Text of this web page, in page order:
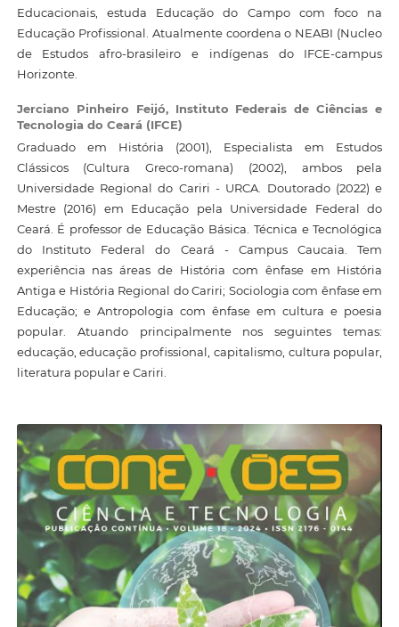
Educacionais, estuda Educação do Campo com foco na
Educação Profissional. Atualmente coordena o NEABI (Nucleo
de Estudos afro-brasileiro e indígenas do IFCE-campus
Horizonte.
Jerciano Pinheiro Feijó, Instituto Federais de Ciências e
Tecnologia do Ceará (IFCE)
Graduado em História (2001), Especialista em Estudos
Clássicos (Cultura Greco-romana) (2002), ambos pela
Universidade Regional do Cariri - URCA. Doutorado (2022) e
Mestre (2016) em Educação pela Universidade Federal do
Ceará. É professor de Educação Básica. Técnica e Tecnológica
do Instituto Federal do Ceará - Campus Caucaia. Tem
experiência nas áreas de História com ênfase em História
Antiga e História Regional do Cariri; Sociologia com ênfase em
Educação; e Antropologia com ênfase em cultura e poesia
popular. Atuando principalmente nos seguintes temas:
educação, educação profissional, capitalismo, cultura popular,
literatura popular e Cariri.